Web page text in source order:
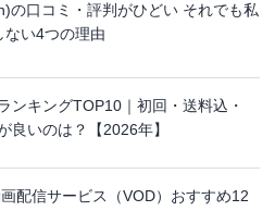
の口コミ・評判がひどい それでも私
ない4つの理由
ンキングTOP10｜初回・送料込・
良いのは？【2026年】
画配信サービス（VOD）おすすめ12